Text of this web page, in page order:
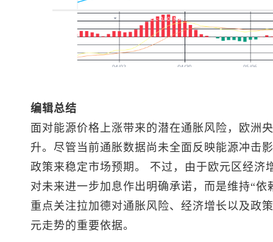
编辑总结
面对能源价格上涨带来的潜在通胀风险，欧洲
升。尽管当前通胀数据尚未全面反映能源冲击
政策来稳定市场预期。 不过，由于欧元区经济
对未来进一步加息作出明确承诺，而是维持“
重点关注拉加德对通胀风险、经济增长以及政
元走势的重要依据。